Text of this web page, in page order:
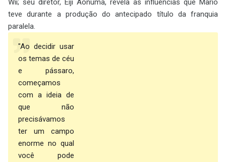
teve durante a produção do antecipado título da franquia
paralela.
"Ao decidir usar
os temas de céu
e pássaro,
começamos
com a ideia de
que não
precisávamos
ter um campo
enorme no qual
você pode